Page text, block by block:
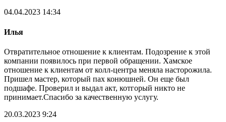
04.04.2023 14:34
Илья
Отвратительное отношение к клиентам. Подозрение к этой
компании появилось при первой обращении. Хамское
отношение к клиентам от колл-центра меняла насторожила.
Пришел мастер, который пах конюшней. Он еще был
подшафе. Проверил и выдал акт, котгорый никто не
принимает.Спасибо за качественную услугу.
20.03.2023 9:24